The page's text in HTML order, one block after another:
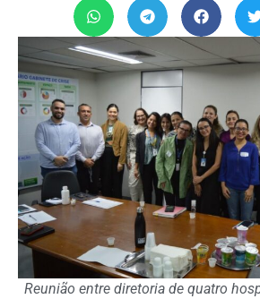
Reunião entre diretoria de quatro